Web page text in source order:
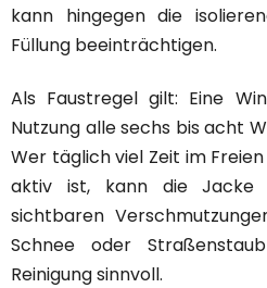
kann hingegen die
Füllung beeinträchtigen.
Als Faustregel gilt: Eine
Nutzung alle sechs bis acht
Wer täglich viel Zeit im
aktiv ist, kann die Jacke
sichtbaren
Schnee oder
Reinigung sinnvoll.